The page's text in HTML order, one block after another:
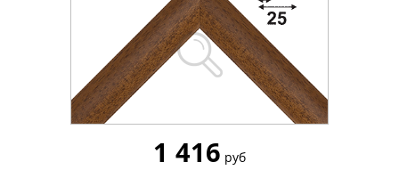
1 416 руб